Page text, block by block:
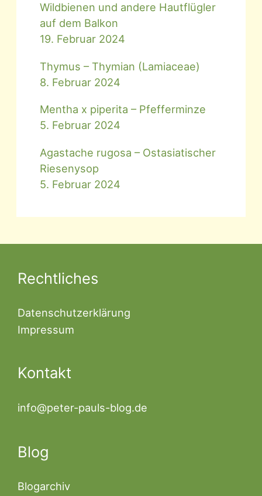
Wildbienen und andere Hautflügler
auf dem Balkon
19. Februar 2024
Thymus – Thymian (Lamiaceae)
8. Februar 2024
Mentha x piperita – Pfefferminze
5. Februar 2024
Agastache rugosa – Ostasiatischer
Riesenysop
5. Februar 2024
Rechtliches
Datenschutzerklärung
Impressum
Kontakt
info@peter-pauls-blog.de
Blog
Blogarchiv